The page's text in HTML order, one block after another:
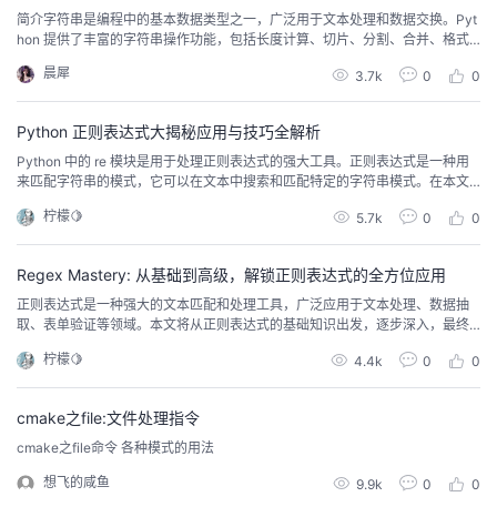
动
关
注
的
开
发
者
学
堂
我
的我
我
的
Programs
我
的
支
持
我
的
术
我
云
简介字符串是编程中的基本数据类型之一，广泛用于文本处理和数据交换。Pyt
hon 提供了丰富的字符串操作功能，包括长度计算、切片、分割、合并、格式
同时，正则表达式（Regex）作为强大的文本匹配工具，能够让我们轻松地进
行复杂的字符串搜索和替换。 1、len()函数Len()函数的基本用法如下:len(strin
晨犀 3.7k 0 0
Python 正则表达式大揭秘应用与技巧全解析
Python 中的 re 模块是用于处理正则表达式的强大工具。正则表达式是一种用
来匹配字符串的模式，它可以在文本中搜索和匹配特定的字符串模式。在本文
用正则表达式。 1. 导入 re 模块在开始之前，首先要确保已经导入了 re 模块：i
mport re 2. 使用 re 模块进行匹配以下是一个简单的示例，演示如何...
柠檬🍋 5.7k 0 0
Regex Mastery: 从基础到高级，解锁正则表达式的全方位应用
正则表达式是一种强大的文本匹配和处理工具，广泛应用于文本处理、数据抽
取、表单验证等领域。本文将从正则表达式的基础知识出发，逐步深入，最终
则表达式？正则表达式是一种描述字符串匹配规则的文本模式，可以用来检
索、替换、验证等操作。它由一系列字符和操作符组成，表示一种匹配规则。
柠檬🍋 4.4k 0 0
cmake之file:文件处理指令
cmake之file命令 各种模式的用法
想飞的咸鱼 9.9k 0 0